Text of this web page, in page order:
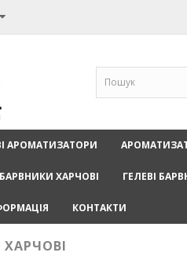
АРОМАТИЗАТОРИ
БАРВНИКИ ХАРЧОВІ ГЕЛЕВІ
КОНТАКТИ